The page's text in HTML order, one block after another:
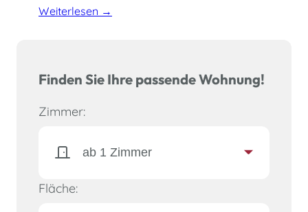
Finden Sie Ihre passende Wohnung!
Zimmer:
Fläche:
Weiterlesen →